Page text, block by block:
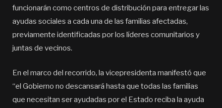
funcionarán como centros de distribución para entregar las
ayudas sociales a cada una de las familias afectadas,
previamente identificadas por los líderes comunitarios y
juntas de vecinos.
En el marco del recorrido, la vicepresidenta manifestó que
“el Gobierno no descansará hasta que todas las familias
que necesitan ser ayudadas por el Estado reciba la ayuda